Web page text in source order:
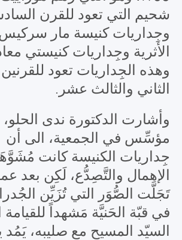
شحيم التي تعود للقرن
وجِداريات كنيسة مار
الأثرية وجِداريات كنيستي
وهذه الجِداريات تعود للقرنين
الثاني والثالث عشر.
وأشارت الدكتورة ندى
مؤسِّس في الجمعية، الى أن
جِداريات الكنيسة كانت
الإهمال والتَّصِدُّع، لَكِن بعد
تَجَلَّت الصُّوَر التي تُزَيِّن
في قبّة الحَنيَّة مَشهداً للقيامة
السيّد المسيح مع صليبه، يَمُد